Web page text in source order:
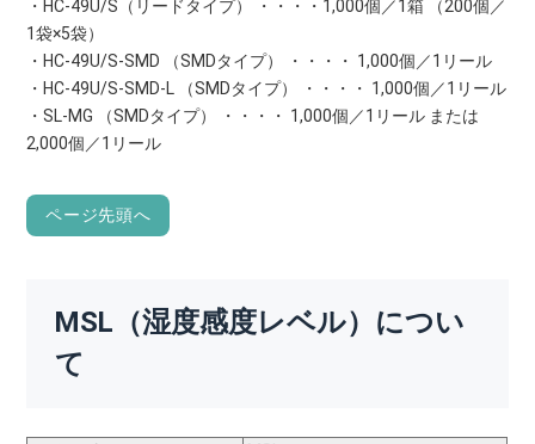
・HC-49U/S（リードタイプ） ・・・・1,000個／1箱 （200個／
1袋×5袋）
・HC-49U/S-SMD （SMDタイプ） ・・・・ 1,000個／1リール
・HC-49U/S-SMD-L （SMDタイプ） ・・・・ 1,000個／1リール
・SL-MG （SMDタイプ） ・・・・ 1,000個／1リール または
2,000個／1リール
ページ先頭へ
MSL（湿度感度レベル）につい
て